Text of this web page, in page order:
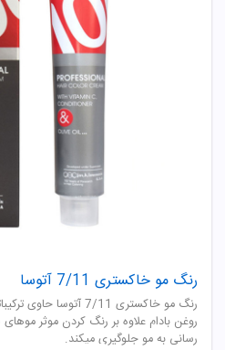
رنگ مو خاکستری 7/11 آتوسا
رنگ مو خاکستری 7/11
روغن بادام علاوه بر رنگ کردن موثر
رسانی به مو جلوگیری میکند.